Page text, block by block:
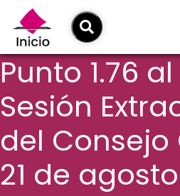
Punto 1.76
Sesión
del Consejo
21 de